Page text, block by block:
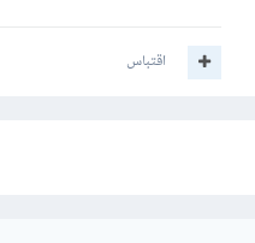
اقتباس